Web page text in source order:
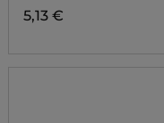
5,13 €